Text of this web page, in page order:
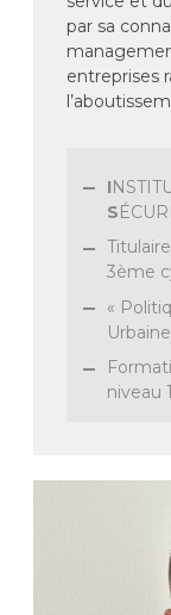
par sa
entreprises
I
S
3ème
«
niveau